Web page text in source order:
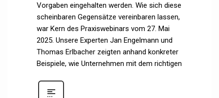
Vorgaben eingehalten werden. Wie sich diese
scheinbaren Gegensätze vereinbaren lassen,
war Kern des Praxiswebinars vom 27. Mai
2025. Unsere Experten Jan Engelmann und
Thomas Erlbacher zeigten anhand konkreter
Beispiele, wie Unternehmen mit dem richtigen